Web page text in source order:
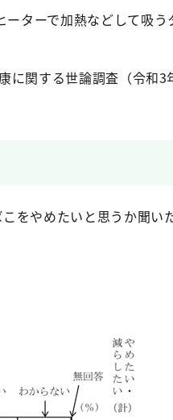
ターで加熱などして吸う
関する世論調査（令和3
をやめたいと思うか聞いた